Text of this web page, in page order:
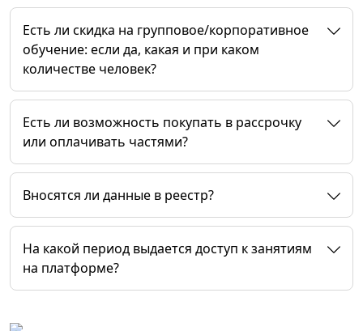
Есть ли скидка на групповое/корпоративное
обучение: если да, какая и при каком
количестве человек?
Есть ли возможность покупать в рассрочку
или оплачивать частями?
Вносятся ли данные в реестр?
На какой период выдается доступ к занятиям
на платформе?